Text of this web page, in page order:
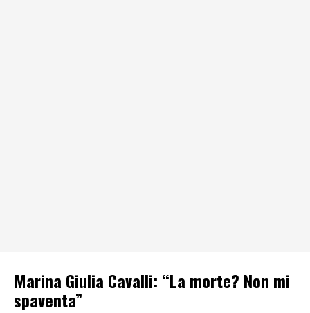
Marina Giulia Cavalli: “La morte? Non mi
spaventa”